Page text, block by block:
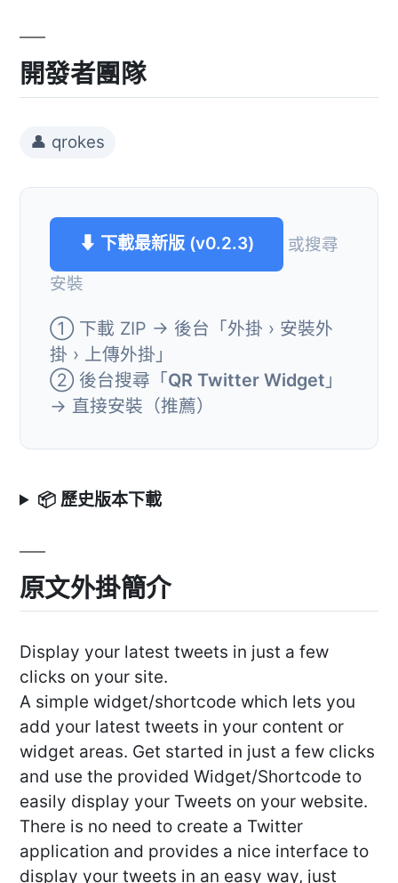
開發者團隊
👤 qrokes
⬇ 下載最新版 (v0.2.3)
或搜尋
安裝
① 下載 ZIP → 後台「外掛 › 安裝外
掛 › 上傳外掛」
② 後台搜尋「QR Twitter Widget 」
→ 直接安裝（推薦）
📦 歷史版本下載
原文外掛簡介
Display your latest tweets in just a few
clicks on your site.
A simple widget/shortcode which lets you
add your latest tweets in your content or
widget areas. Get started in just a few clicks
and use the provided Widget/Shortcode to
easily display your Tweets on your website.
There is no need to create a Twitter
application and provides a nice interface to
display your tweets in an easy way, just